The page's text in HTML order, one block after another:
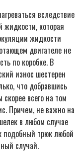
вследствие
жидкости, которая
жидкости
двигателе не
по коробке. В
износ шестерен
что добравшись
всего на том
Причем, не важно на
в любом случае
подобный трюк любой
случай.